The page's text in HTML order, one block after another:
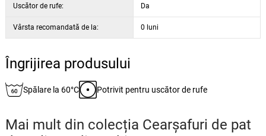
Uscător de rufe: Da
Vârsta recomandată de la: 0 luni
Îngrijirea produsului
Spălare la 60°C Potrivit pentru uscător de rufe
Mai mult din colecția Cearșafuri de pat